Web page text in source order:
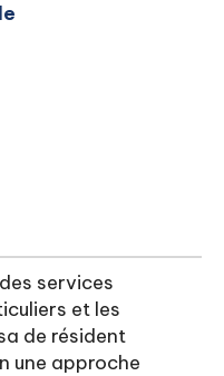
services
et les
de résident
une approche